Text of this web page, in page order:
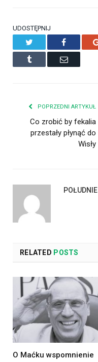
UDOSTĘPNIJ
Facebook
Tumblr Email
POPRZEDNI ARTYKUŁ
Co zrobić by fekalia
przestały płynąć do
Wisły
POŁUDNIE
RELATED POSTS
O Maćku wspomnienie